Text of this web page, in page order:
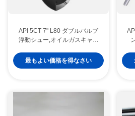
API 5CT 7" L80 ダブルバルブ
浮動シュー,オイルガスキャッ
ンホールセメント作業に適応
最もよい価格を得なさい